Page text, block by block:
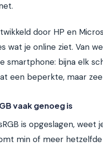
door HP en
wat je online ziet. Van
smartphone: bijna elk
een beperkte, maar
vaak genoeg is
is opgeslagen,
min of meer hetzelfde